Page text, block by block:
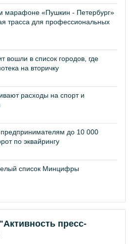
марафоне «Пушкин - Петербург»
трасса для профессиональных
вошли в список городов, где
на вторичку
расходы на спорт и
до 10 000
по эквайрингу
список Минцифры
пресс-